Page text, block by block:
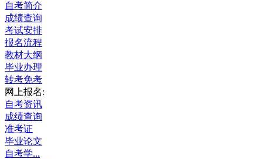
自考简介
成绩查询
考试安排
报名流程
教材大纲
毕业办理
转考免考
网上报名:
自考资讯
成绩查询
准考证
毕业论文
自考学...